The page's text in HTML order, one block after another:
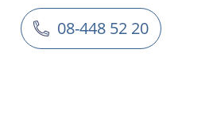
08-448 52 20